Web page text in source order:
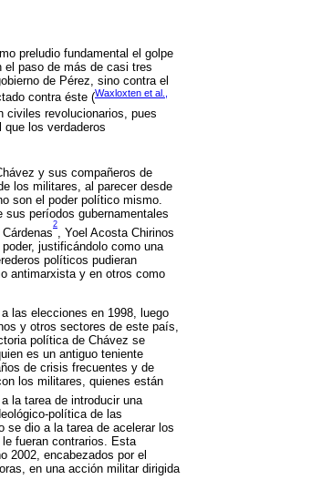
preludio fundamental el golpe
el paso de más de casi tres
de Pérez, sino contra el
contra éste (Waxloxten et al.,
civiles revolucionarios, pues
los verdaderos
y sus compañeros de
los militares, al parecer desde
son el poder político mismo.
períodos gubernamentales
2
, Yoel Acosta Chirinos
justificándolo como una
políticos pudieran
antimarxista y en otros como
las elecciones en 1998, luego
y otros sectores de este país,
política de Chávez se
es un antiguo teniente
de crisis frecuentes y de
los militares, quienes están
la tarea de introducir una
política de las
se dio a la tarea de acelerar los
fueran contrarios. Esta
2002, encabezados por el
en una acción militar dirigida